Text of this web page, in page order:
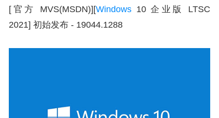
[官方 MVS(MSDN)][Windows 10 企业版 LTSC
2021] 初始发布 - 19044.1288